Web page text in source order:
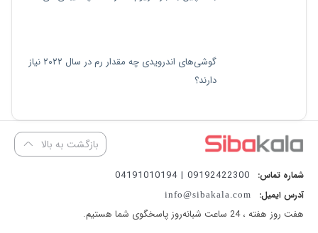
گوشی‌های اندرویدی چه مقدار رم در سال ۲۰۲۲ نیاز
دارند؟
بازگشت به بالا
شماره تماس: 09192422300 | 04191010194
آدرس ایمیل: info@sibakala.com
هفت روز هفته ، 24 ساعت شبانه‌روز پاسخگوی شما هستیم.